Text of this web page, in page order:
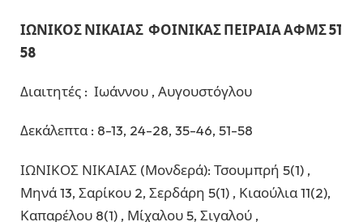
ΙΩΝΙΚΟΣ ΝΙΚΑΙΑΣ ΦΟΙΝΙΚΑΣ ΠΕΙΡΑΙΑ ΑΦΜΣ 51
58
Διαιτητές : Ιωάννου , Αυγουστόγλου
Δεκάλεπτα : 8-13, 24-28, 35-46, 51-58
ΙΩΝΙΚΟΣ ΝΙΚΑΙΑΣ (Μονδερά): Τσουμπρή 5(1) ,
Μηνά 13, Σαρίκου 2, Σερδάρη 5(1) , Κιαούλια 11(2),
Καπαρέλου 8(1) , Μίχαλου 5, Σιγαλού ,